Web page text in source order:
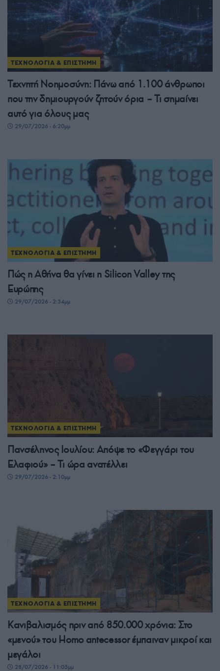
ΤΕΧΝΟΛΟΓΙΑ & ΕΠΙΣΤΗΜΗ
Τεχνητή Νοημοσύνη: Πάνω από 1.100 άνθρωποι
που την δημιουργούν ζητούν όρια – Τι σημαίνει
αυτό για όλους μας
29/07/2026 - 6:20μμ
ΤΕΧΝΟΛΟΓΙΑ & ΕΠΙΣΤΗΜΗ
Πώς η Αθήνα θα γίνει η Silicon Valley της
Ευρώπης
29/07/2026 - 2:34μμ
ΤΕΧΝΟΛΟΓΙΑ & ΕΠΙΣΤΗΜΗ
Πανσέληνος Ιουλίου: Απόψε το «Φεγγάρι του
Ελαφιού» – Τι ώρα ανατέλλει
29/07/2026 - 2:10μμ
ΤΕΧΝΟΛΟΓΙΑ & ΕΠΙΣΤΗΜΗ
Κανιβαλισμός πριν από 850.000 χρόνια: Στο
«μενού» του Homo antecessor έμπαιναν μικροί και
μεγάλοι
28/07/2026 - 11:05μμ